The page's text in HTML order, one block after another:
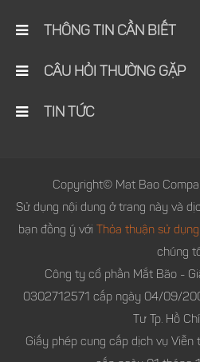
THÔNG TIN CẦN BIẾT
CÂU HỎI THƯỜNG GẶP
TIN TỨC
Copyright© Mat Bao
Sử dụng nội dung ở trang này và
bạn đồng ý với Thỏa thuận sử dụng
chúng
Công ty cổ phần Mắt Bão -
0302712571 cấp ngày 04/09/
Tư Tp. Hồ
Giấy phép cung cấp dịch vụ Viễn